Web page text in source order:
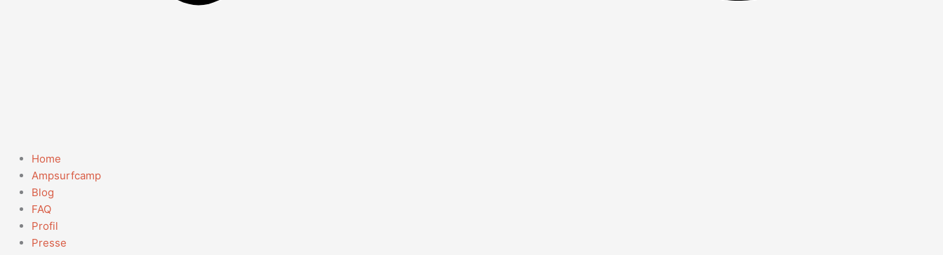
Home
Ampsurfcamp
Blog
FAQ
Profil
Presse